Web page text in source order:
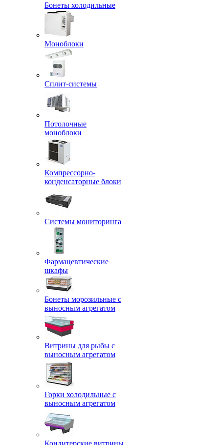
Бонеты холодильные
Моноблоки
Сплит-системы
Потолочные
моноблоки
Компрессорно-
конденсаторные блоки
Системы мониторинга
Фармацевтические
шкафы
Бонеты морозильные с
выносным агрегатом
Витрины для рыбы с
выносным агрегатом
Горки холодильные с
выносным агрегатом
Кондитерские витрины